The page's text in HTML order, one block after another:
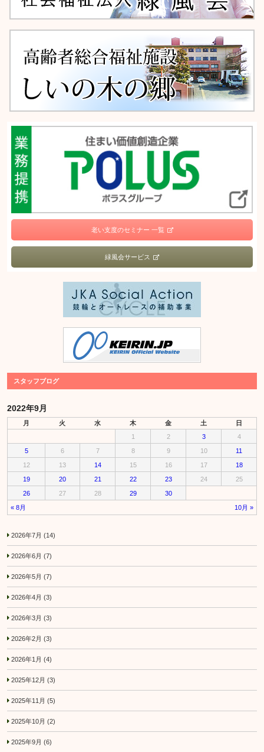
老い支度のセミナー 一覧
緑風会サービス
スタッフブログ
2022年9月
月 火 水 木 金 土
日
1
2 3
4
5
6 7 8 9 10
11
12
13 14 15 16 17
18
19
20 21 22 23 24
25
26
27 28 29
30
« 8月
10月 »
2026年7月(14)
2026年6月(7)
2026年5月(7)
2026年4月(3)
2026年3月(3)
2026年2月(3)
2026年1月(4)
2025年12月(3)
2025年11月(5)
2025年10月(2)
2025年9月(6)